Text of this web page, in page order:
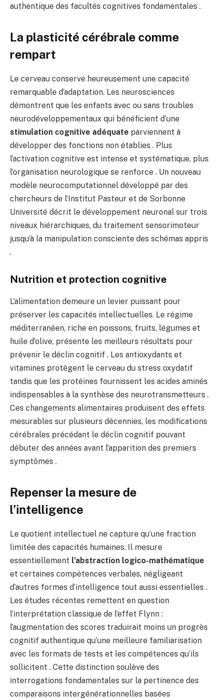
authentique des facultés cognitives fondamentales .
La plasticité cérébrale comme
rempart
Le cerveau conserve heureusement une capacité
remarquable d’adaptation. Les neurosciences
démontrent que les enfants avec ou sans troubles
neurodéveloppementaux qui bénéficient d’une
stimulation cognitive adéquate parviennent à
développer des fonctions non établies . Plus
l’activation cognitive est intense et systématique, plus
l’organisation neurologique se renforce . Un nouveau
modèle neurocomputationnel développé par des
chercheurs de l’Institut Pasteur et de Sorbonne
Université décrit le développement neuronal sur trois
niveaux hiérarchiques, du traitement sensorimoteur
jusqu’à la manipulation consciente des schémas appris
.
Nutrition et protection cognitive
L’alimentation demeure un levier puissant pour
préserver les capacités intellectuelles. Le régime
méditerranéen, riche en poissons, fruits, légumes et
huile d’olive, présente les meilleurs résultats pour
prévenir le déclin cognitif . Les antioxydants et
vitamines protègent le cerveau du stress oxydatif
tandis que les protéines fournissent les acides aminés
indispensables à la synthèse des neurotransmetteurs .
Ces changements alimentaires produisent des effets
mesurables sur plusieurs décennies, les modifications
cérébrales précédant le déclin cognitif pouvant
débuter des années avant l’apparition des premiers
symptômes .
Repenser la mesure de
l’intelligence
Le quotient intellectuel ne capture qu’une fraction
limitée des capacités humaines. Il mesure
essentiellement l’abstraction logico-mathématique
et certaines compétences verbales, négligeant
d’autres formes d’intelligence tout aussi essentielles .
Les études récentes remettent en question
l’interprétation classique de l’effet Flynn :
l’augmentation des scores traduirait moins un progrès
cognitif authentique qu’une meilleure familiarisation
avec les formats de tests et les compétences qu’ils
sollicitent . Cette distinction soulève des
interrogations fondamentales sur la pertinence des
comparaisons intergénérationnelles basées